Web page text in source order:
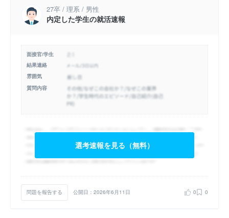
27卒 / 理系 / 男性
内定した学生の就活速報
面接官/学生
結果連絡
雰囲気
質問内容
選考速報を見る（無料）
問題を報告する 公開日：2026年6月11日 0 0